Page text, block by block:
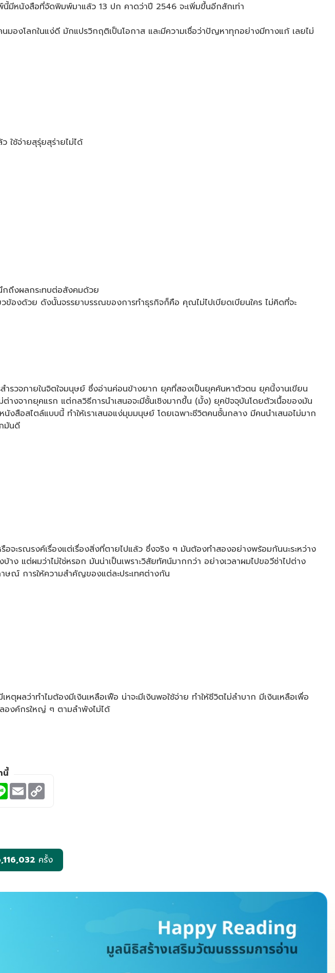
หนังสือที่จัดพิมพ์มาแล้ว 13 ปก คาดว่าปี 2546 จะเพิ่มขึ้นอีกสักเท่า
องโลกในแง่ดี มักแปรวิกฤติเป็นโอกาส และมีความเชื่อว่าปัญหาทุกอย่างมีทางแก้ เลยไม่
ใช้จ่ายสุรุ่ยสุร่ายไม่ได้
ถึงผลกระทบต่อสังคมด้วย
ข้องด้วย ดังนั้นจรรยาบรรณของการทำธุรกิจก็คือ คุณไม่ไปเบียดเบียนใคร ไม่คิดที่จะ
รวจภายในจิตใจมนุษย์ ซึ่งอ่านค่อนข้างยาก ยุคที่สองเป็นยุคค้นหาตัวตน ยุคนี้งานเขียน
างจากยุคแรก แต่กลวิธีการนำเสนอจะมีชั้นเชิงมากขึ้น (มั้ง) ยุคปัจจุบันโดยตัวเนื้อของมัน
งสือสไตล์แบบนี้ ทำให้เราเสนอแง่มุมมนุษย์ โดยเฉพาะชีวิตคนชั้นกลาง มีคนนำเสนอไม่มาก
มันดี
อจะรณรงค์เรื่องแต่เรื่องสิ่งที่ตายไปแล้ว ซึ่งจริง ๆ มันต้องทำสองอย่างพร้อมกันนะระหว่าง
แต่ผมว่าไม่ใช่หรอก มันน่าเป็นเพราะวิสัยทัศน์มากกว่า อย่างเวลาผมไปขอวีซ่าไปต่าง
าษณ์ การให้ความสำคัญของแต่ละประเทศต่างกัน
ผลว่าทำไมต้องมีเงินเหลือเฟือ น่าจะมีเงินพอใช้จ่าย ทำให้ชีวิตไม่ลำบาก มีเงินเหลือเพื่อ
ลองค์กรใหญ่ ๆ ตามลำพังไม่ได้
นี้
L
n
E
m
a
ครั้ง